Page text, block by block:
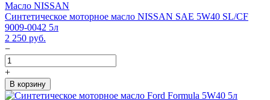
Масло NISSAN
Синтетическое моторное масло NISSAN SAE 5W40 SL/CF
9009-0042 5л
2 250 руб.
−
+
В корзину